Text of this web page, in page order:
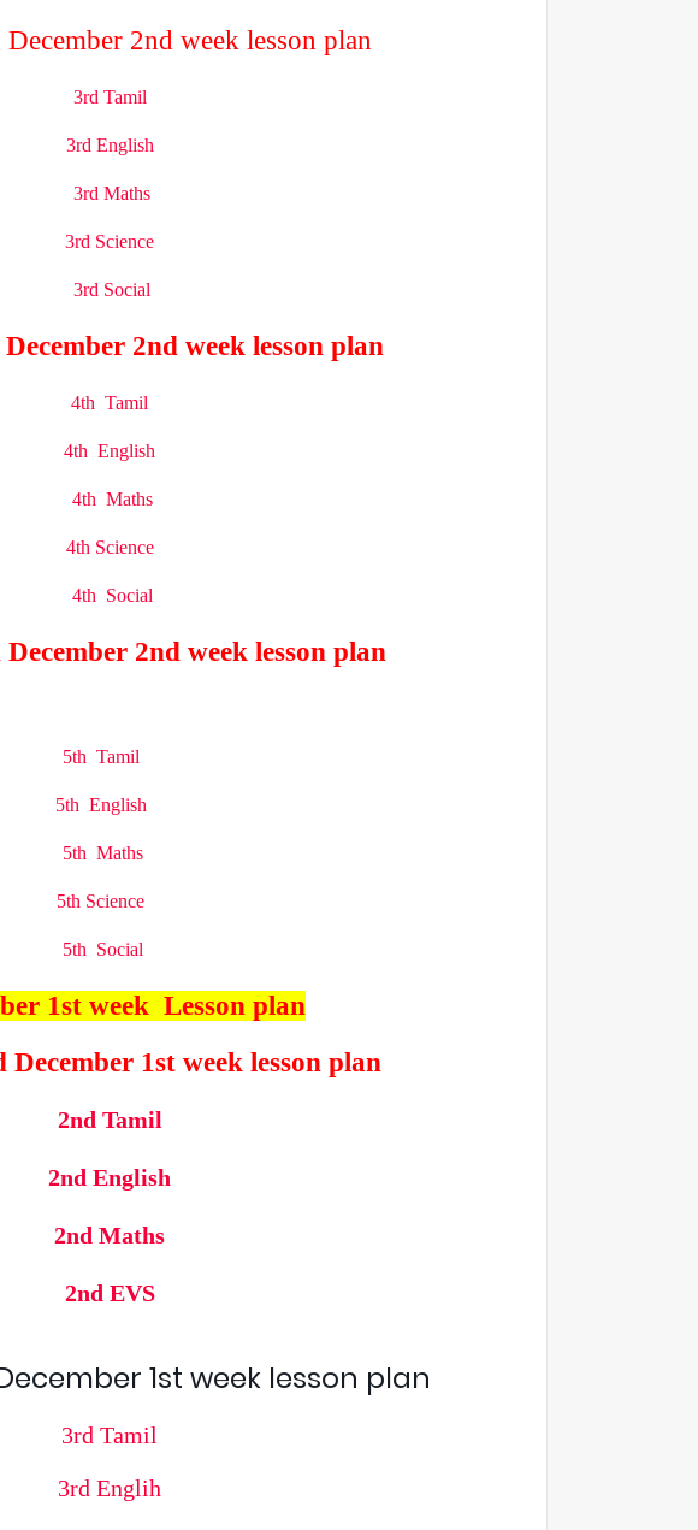
2nd week lesson plan
3rd Tamil
3rd English
3rd Maths
3rd Science
3rd Social
2nd week lesson plan
4th Tamil
4th English
4th Maths
4th Science
4th Social
2nd week lesson plan
5th Tamil
5th English
5th Maths
5th Science
5th Social
1st week Lesson plan
1st week lesson plan
2nd Tamil
2nd English
2nd Maths
2nd EVS
1st week lesson plan
3rd Tamil
3rd Englih